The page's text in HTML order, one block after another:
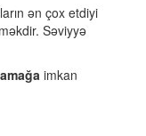
ən çox etdiyi
Səviyyə
imkan